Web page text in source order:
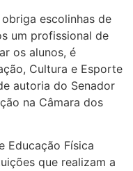
escolinhas de
um profissional de
os alunos, é
Cultura e Esporte
autoria do Senador
na Câmara dos
Educação Física
que realizam a